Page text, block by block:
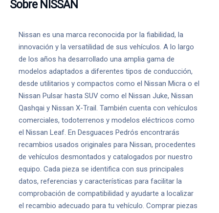
Sobre NISSAN
Nissan es una marca reconocida por la fiabilidad, la
innovación y la versatilidad de sus vehículos. A lo largo
de los años ha desarrollado una amplia gama de
modelos adaptados a diferentes tipos de conducción,
desde utilitarios y compactos como el Nissan Micra o el
Nissan Pulsar hasta SUV como el Nissan Juke, Nissan
Qashqai y Nissan X-Trail. También cuenta con vehículos
comerciales, todoterrenos y modelos eléctricos como
el Nissan Leaf. En Desguaces Pedrós encontrarás
recambios usados originales para Nissan, procedentes
de vehículos desmontados y catalogados por nuestro
equipo. Cada pieza se identifica con sus principales
datos, referencias y características para facilitar la
comprobación de compatibilidad y ayudarte a localizar
el recambio adecuado para tu vehículo. Comprar piezas